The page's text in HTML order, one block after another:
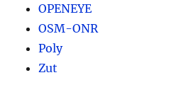
OPENEYE
OSM-ONR
Poly
Zut